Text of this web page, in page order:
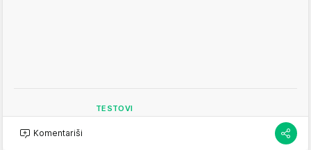
TESTOVI
Komentariši